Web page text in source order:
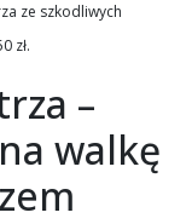
ze szkodliwych
zł.
–
walkę